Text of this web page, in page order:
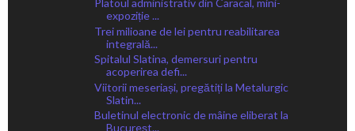
Platoul administrativ din Caracal, mini-
expoziție ...
Trei milioane de lei pentru reabilitarea
integrală...
Spitalul Slatina, demersuri pentru
acoperirea defi...
Viitorii meseriași, pregătiți la Metalurgic
Slatin...
Buletinul electronic de mâine eliberat la
Bucureșt...